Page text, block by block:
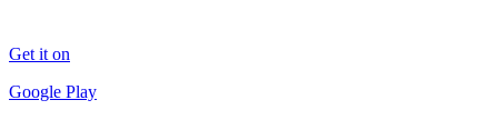
Get it on
Google Play